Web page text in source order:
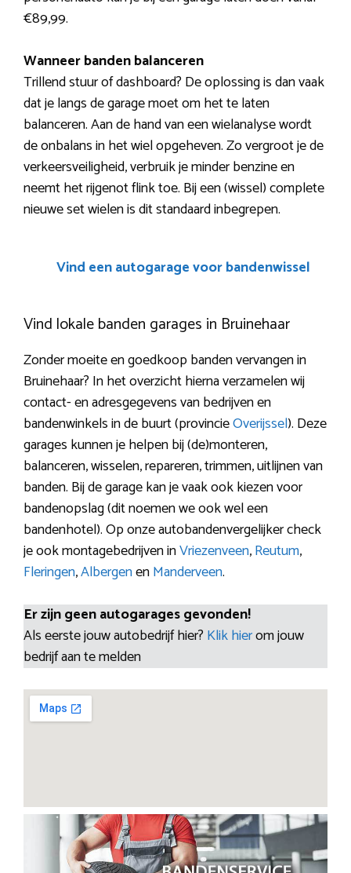
€89,99.
Wanneer banden balanceren
Trillend stuur of dashboard? De oplossing is dan vaak
dat je langs de garage moet om het te laten
balanceren. Aan de hand van een wielanalyse wordt
de onbalans in het wiel opgeheven. Zo vergroot je de
verkeersveiligheid, verbruik je minder benzine en
neemt het rijgenot flink toe. Bij een (wissel) complete
nieuwe set wielen is dit standaard inbegrepen.
Vind een autogarage voor bandenwissel
Vind lokale banden garages in Bruinehaar
Zonder moeite en goedkoop banden vervangen in
Bruinehaar? In het overzicht hierna verzamelen wij
contact- en adresgegevens van bedrijven en
bandenwinkels in de buurt (provincieOverijssel). Deze
garages kunnen je helpen bij (de)monteren,
balanceren, wisselen, repareren, trimmen, uitlijnen van
banden. Bij de garage kan je vaak ook kiezen voor
bandenopslag (dit noemen we ook wel een
bandenhotel). Op onze autobandenvergelijker check
je ook montagebedrijven inVriezenveen,Reutum,
Fleringen,AlbergenenManderveen.
Er zijn geen autogarages gevonden!
Als eerste jouw autobedrijf hier? Klik hierom jouw
bedrijf aan te melden